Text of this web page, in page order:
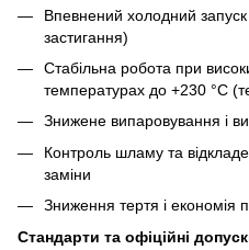
Впевнений холодний
застигання)
Стабільна робота при
температурах до +230 °C
Знижене випаровування і
Контроль шламу та
заміни
Зниження тертя і економія
Стандарти та офіційні